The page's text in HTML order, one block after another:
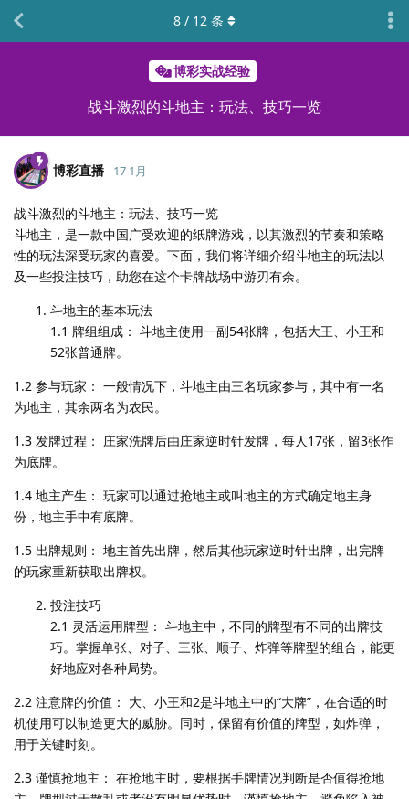
博彩实战经验
战斗激烈的斗地主：玩法、技巧一览
8 / 12 条
博彩直播 17 1月
战斗激烈的斗地主：玩法、技巧一览
斗地主，是一款中国广受欢迎的纸牌游戏，以其激烈的节奏和策略
性的玩法深受玩家的喜爱。下面，我们将详细介绍斗地主的玩法以
及一些投注技巧，助您在这个卡牌战场中游刃有余。
斗地主的基本玩法
1.1 牌组组成： 斗地主使用一副54张牌，包括大王、小王和
52张普通牌。
1.2 参与玩家： 一般情况下，斗地主由三名玩家参与，其中有一名
为地主，其余两名为农民。
1.3 发牌过程： 庄家洗牌后由庄家逆时针发牌，每人17张，留3张作
为底牌。
1.4 地主产生： 玩家可以通过抢地主或叫地主的方式确定地主身
份，地主手中有底牌。
1.5 出牌规则： 地主首先出牌，然后其他玩家逆时针出牌，出完牌
的玩家重新获取出牌权。
投注技巧
2.1 灵活运用牌型： 斗地主中，不同的牌型有不同的出牌技
巧。掌握单张、对子、三张、顺子、炸弹等牌型的组合，能更
好地应对各种局势。
2.2 注意牌的价值： 大、小王和2是斗地主中的“大牌”，在合适的时
机使用可以制造更大的威胁。同时，保留有价值的牌型，如炸弹，
用于关键时刻。
2.3 谨慎抢地主： 在抢地主时，要根据手牌情况判断是否值得抢地